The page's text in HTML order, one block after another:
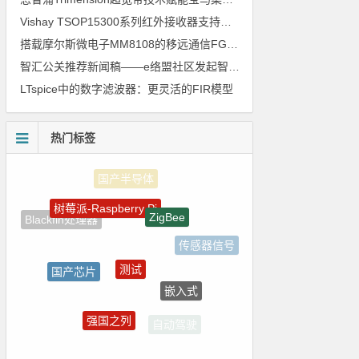
Vishay TSOP15300系列红外接收器支持所有主流遥控代码
LTspice中的数字滤波器：更灵活的FIR模型
热门标签
Blackfin处理器
ZigBee
传感器信号